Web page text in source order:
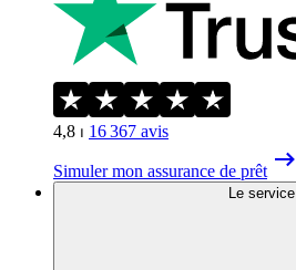
4,8 ⏐ 16 367 avis
Simuler mon assurance de prêt
Le service